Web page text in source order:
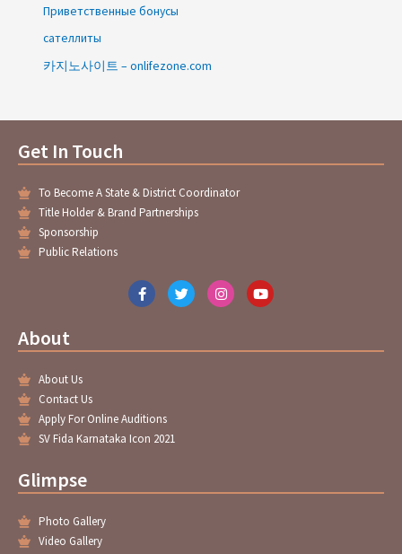
Приветственные бонусы
сателлиты
카지노사이트 – onlifezone.com
Get In Touch
To Become A State & District Coordinator
Title Holder & Brand Partnerships
Sponsorship
Public Relations
F
a
o
T
w
e
I
n
g
Y
o
b
About
About Us
Contact Us
Apply For Online Auditions
SV Fida Karnataka Icon 2021
Glimpse
Photo Gallery
Video Gallery